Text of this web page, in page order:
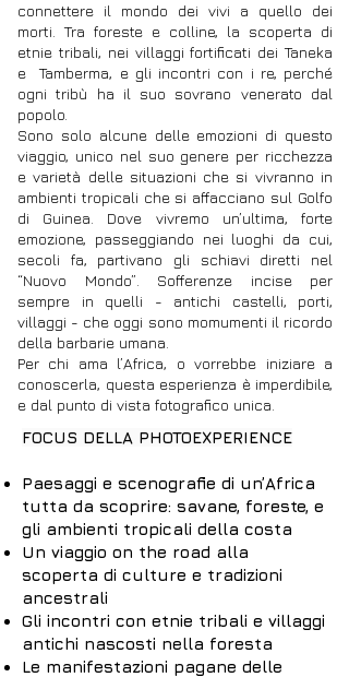
connettere il mondo dei vivi a quello dei
morti. Tra foreste e colline, la scoperta di
etnie tribali, nei villaggi fortificati dei Taneka
e Tamberma, e gli incontri con i re, perché
ogni tribù ha il suo sovrano venerato dal
popolo.
Sono solo alcune delle emozioni di questo
viaggio, unico nel suo genere per ricchezza
e varietà delle situazioni che si vivranno in
ambienti tropicali che si affacciano sul Golfo
di Guinea. Dove vivremo un’ultima, forte
emozione, passeggiando nei luoghi da cui,
secoli fa, partivano gli schiavi diretti nel
“Nuovo Mondo”. Sofferenze incise per
sempre in quelli - antichi castelli, porti,
villaggi - che oggi sono momumenti il ricordo
della barbarie umana.
Per chi ama l’Africa, o vorrebbe iniziare a
conoscerla, questa esperienza è imperdibile,
e dal punto di vista fotografico unica.
FOCUS DELLA PHOTOEXPERIENCE
Paesaggi e scenografie di un’Africa
tutta da scoprire: savane, foreste, e
gli ambienti tropicali della costa
Un viaggio on the road alla
scoperta di culture e tradizioni
ancestrali
Gli incontri con etnie tribali e villaggi
antichi nascosti nella foresta
Le manifestazioni pagane delle